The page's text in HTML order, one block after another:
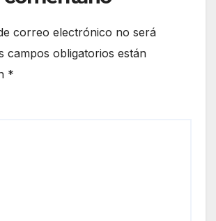
correo electrónico no será
campos obligatorios están
*